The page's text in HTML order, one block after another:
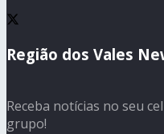
Região dos Vales
Receba notícias no seu
grupo!